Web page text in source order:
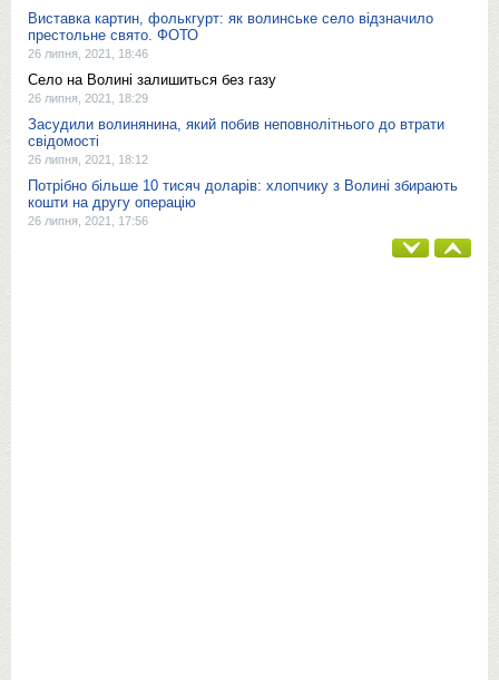
Виставка картин, фолькгурт: як волинське село відзначило
престольне свято. ФОТО
26 липня, 2021, 18:46
Село на Волині залишиться без газу
26 липня, 2021, 18:29
Засудили волинянина, який побив неповнолітнього до втрати
свідомості
26 липня, 2021, 18:12
Потрібно більше 10 тисяч доларів: хлопчику з Волині збирають
кошти на другу операцію
26 липня, 2021, 17:56